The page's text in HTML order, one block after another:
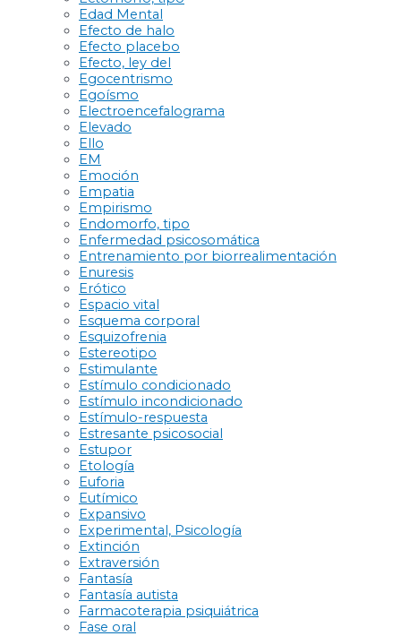
Edad Mental
Efecto de halo
Efecto placebo
Efecto, ley del
Egocentrismo
Egoísmo
Electroencefalograma
Elevado
Ello
EM
Emoción
Empatia
Empirismo
Endomorfo, tipo
Enfermedad psicosomática
Entrenamiento por biorrealimentación
Enuresis
Erótico
Espacio vital
Esquema corporal
Esquizofrenia
Estereotipo
Estimulante
Estímulo condicionado
Estímulo incondicionado
Estímulo-respuesta
Estresante psicosocial
Estupor
Etología
Euforia
Eutímico
Expansivo
Experimental, Psicología
Extinción
Extraversión
Fantasía
Fantasía autista
Farmacoterapia psiquiátrica
Fase oral